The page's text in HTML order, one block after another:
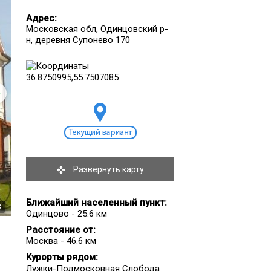
Адрес:
Московская обл, Одинцовский р-
н, деревня Супонево 170
Развернуть карту
Ближайший населенный пункт:
Одинцово - 25.6 км
Расстояние от:
Москва - 46.6 км
Курорты рядом:
Лужки-Подмосковная Слобода